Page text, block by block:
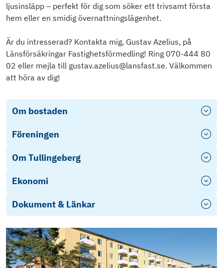
ljusinsläpp – perfekt för dig som söker ett trivsamt första
hem eller en smidig övernattningslägenhet.
Är du intresserad? Kontakta mig, Gustav Azelius, på
Länsförsäkringar Fastighetsförmedling! Ring 070-444 80
02 eller mejla till gustav.azelius@lansfast.se. Välkommen
att höra av dig!
Om bostaden
Föreningen
Om Tullingeberg
Ekonomi
Dokument & Länkar